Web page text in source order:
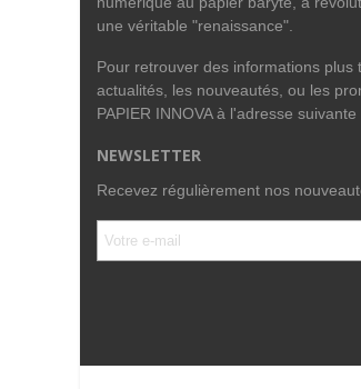
une véritable "renaissance".
Pour retrouver des informations
actualités, les nouveautés, ou les
PAPIER INNOVA à l'adresse suivante
NEWSLETTER
Recevez régulièrement nos